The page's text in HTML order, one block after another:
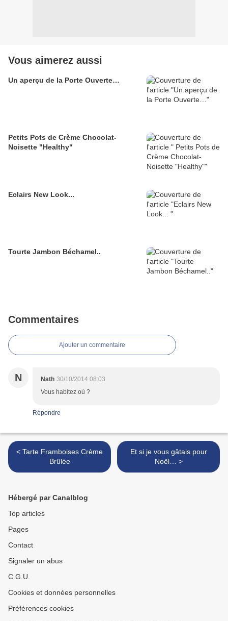
Vous aimerez aussi
Un aperçu de la Porte Ouverte…
Petits Pots de Crème Chocolat-
Noisette "Healthy"
Eclairs New Look...
Tourte Jambon Béchamel..
Commentaires
Ajouter un commentaire
N Nath 30/10/2014 08:03
Vous habitez où ?
Répondre
< Tarte Framboises Crème
Brûlée
Et si je vous gâtais pour
Noël… >
Hébergé par Canalblog
Top articles
Pages
Contact
Signaler un abus
C.G.U.
Cookies et données personnelles
Préférences cookies